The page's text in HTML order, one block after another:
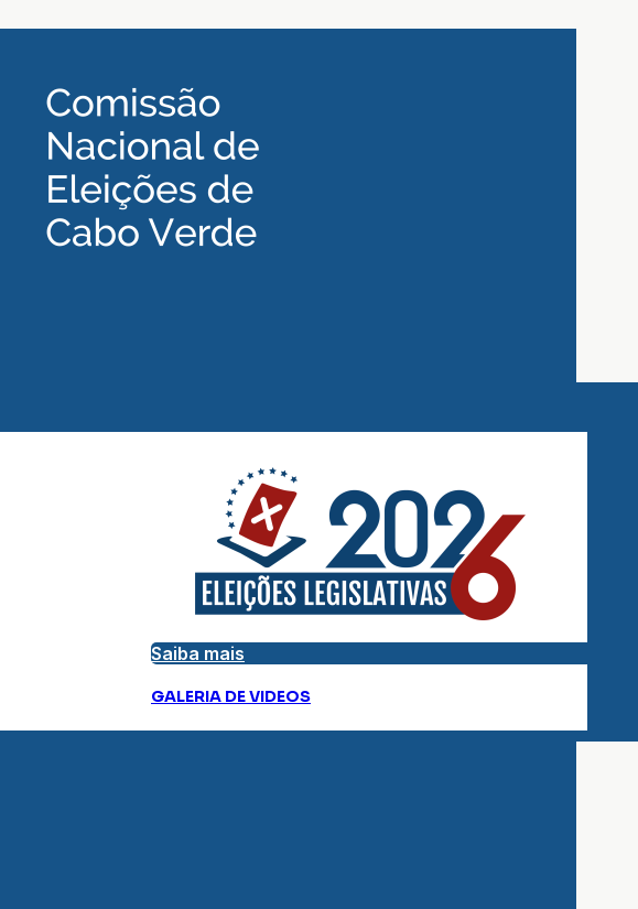
Saiba mais
GALERIA DE VIDEOS